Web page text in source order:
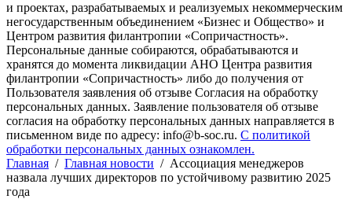
и проектах, разрабатываемых и реализуемых некоммерческим
негосударственным объединением «Бизнес и Общество» и
Центром развития филантропии «Сопричастность».
Персональные данные собираются, обрабатываются и
хранятся до момента ликвидации АНО Центра развития
филантропии «Сопричастность» либо до получения от
Пользователя заявления об отзыве Согласия на обработку
персональных данных. Заявление пользователя об отзыве
согласия на обработку персональных данных направляется в
письменном виде по адресу: info@b-soc.ru. С политикой
обработки персональных данных ознакомлен.
Главная / Главная новости / Ассоциация менеджеров
назвала лучших директоров по устойчивому развитию 2025
года